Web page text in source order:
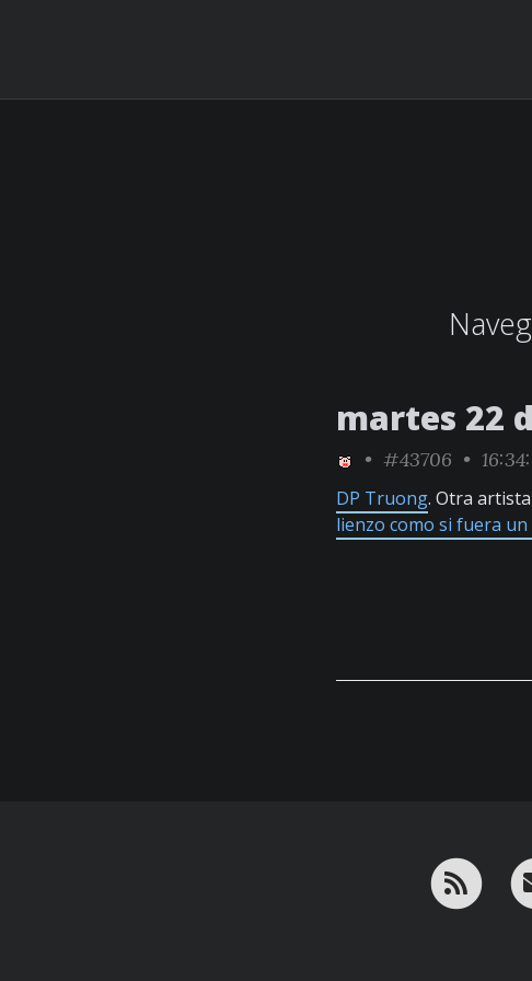
martes 22
• #43706 •
DP Truong. Otra
lienzo como si fuera un
RSS